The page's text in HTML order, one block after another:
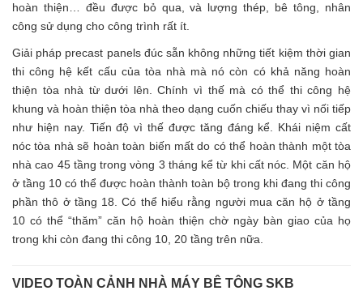
hoàn thiện… đều được bỏ qua, và lượng thép, bê tông, nhân
công sử dụng cho công trình rất ít.
Giải pháp precast panels đúc sẵn không những tiết kiệm thời gian
thi công hệ kết cấu của tòa nhà mà nó còn có khả năng hoàn
thiện tòa nhà từ dưới lên. Chính vì thế mà có thể thi công hệ
khung và hoàn thiện tòa nhà theo dạng cuốn chiếu thay vì nối tiếp
như hiện nay. Tiến độ vì thế được tăng đáng kể. Khái niệm cất
nóc tòa nhà sẽ hoàn toàn biến mất do có thể hoàn thành một tòa
nhà cao 45 tầng trong vòng 3 tháng kể từ khi cất nóc. Một căn hộ
ở tầng 10 có thể được hoàn thành toàn bộ trong khi đang thi công
phần thô ở tầng 18. Có thể hiểu rằng người mua căn hộ ở tầng
10 có thể “thăm” căn hộ hoàn thiện chờ ngày bàn giao của họ
trong khi còn đang thi công 10, 20 tầng trên nữa.
VIDEO TOÀN CẢNH NHÀ MÁY BÊ TÔNG SKB